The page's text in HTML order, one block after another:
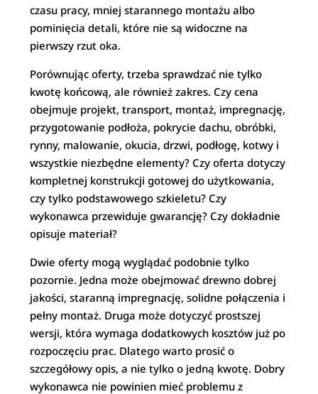
czasu pracy, mniej starannego montażu albo
pominięcia detali, które nie są widoczne na
pierwszy rzut oka.
Porównując oferty, trzeba sprawdzać nie tylko
kwotę końcową, ale również zakres. Czy cena
obejmuje projekt, transport, montaż, impregnację,
przygotowanie podłoża, pokrycie dachu, obróbki,
rynny, malowanie, okucia, drzwi, podłogę, kotwy i
wszystkie niezbędne elementy? Czy oferta dotyczy
kompletnej konstrukcji gotowej do użytkowania,
czy tylko podstawowego szkieletu? Czy
wykonawca przewiduje gwarancję? Czy dokładnie
opisuje materiał?
Dwie oferty mogą wyglądać podobnie tylko
pozornie. Jedna może obejmować drewno dobrej
jakości, staranną impregnację, solidne połączenia i
pełny montaż. Druga może dotyczyć prostszej
wersji, która wymaga dodatkowych kosztów już po
rozpoczęciu prac. Dlatego warto prosić o
szczegółowy opis, a nie tylko o jedną kwotę. Dobry
wykonawca nie powinien mieć problemu z